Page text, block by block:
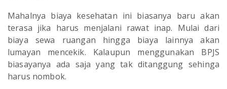
Mahalnya biaya kesehatan ini biasanya baru akan
terasa jika harus menjalani rawat inap. Mulai dari
biaya sewa ruangan hingga biaya lainnya akan
lumayan mencekik. Kalaupun menggunakan BPJS
biasayanya ada saja yang tak ditanggung sehinga
harus nombok.